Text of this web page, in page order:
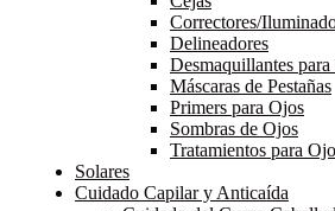
Correctores/
Delineadores
Desmaquillantes
Máscaras de Pestañas
Primers para Ojos
Sombras de Ojos
Tratamientos para
Solares
Cuidado Capilar y Anticaída